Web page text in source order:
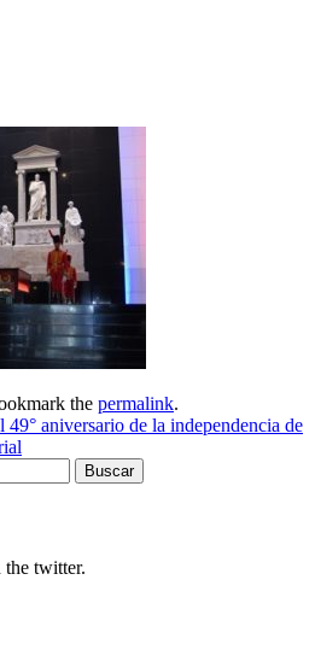
the permalink.
49° aniversario de la independencia de
twitter.